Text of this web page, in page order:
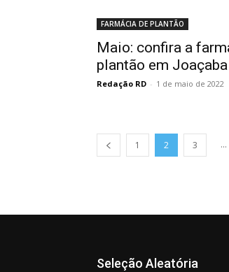
FARMÁCIA DE PLANTÃO
Maio: confira a
plantão em Joaçaba
Redação RD - 1 de maio de 2022
1 2 3 ...
Seleção Aleatória